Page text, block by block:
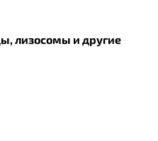
лизосомы и другие